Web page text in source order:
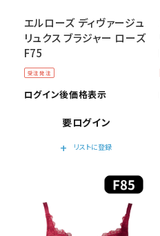
受注発注
エルローズ ディヴァージュ
リュクス ブラジャー ローズ
F75
ログイン後価格表示
要ログイン
add
リストに登録